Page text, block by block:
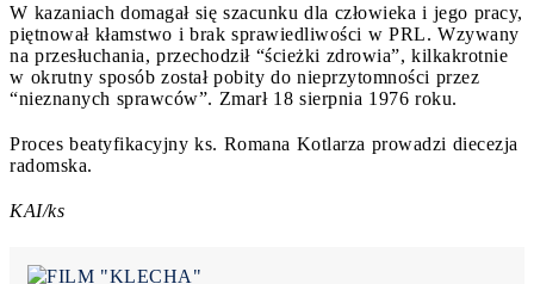
W kazaniach domagał się szacunku dla człowieka i jego pracy,
piętnował kłamstwo i brak sprawiedliwości w PRL. Wzywany
na przesłuchania, przechodził “ścieżki zdrowia”, kilkakrotnie
w okrutny sposób został pobity do nieprzytomności przez
“nieznanych sprawców”. Zmarł 18 sierpnia 1976 roku.
Proces beatyfikacyjny ks. Romana Kotlarza prowadzi diecezja
radomska.
KAI/ks